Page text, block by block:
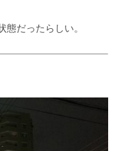
だったらしい。